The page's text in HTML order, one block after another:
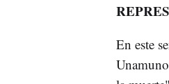
En este